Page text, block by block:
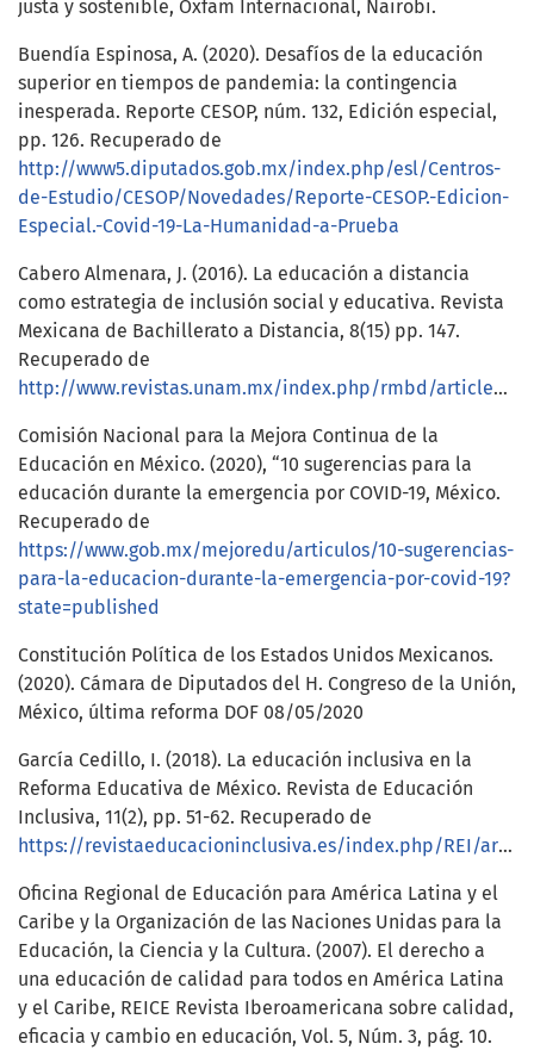
justa y sostenible, Oxfam Internacional, Nairobi.
Buendía Espinosa, A. (2020). Desafíos de la educación
superior en tiempos de pandemia: la contingencia
inesperada. Reporte CESOP, núm. 132, Edición especial,
pp. 126. Recuperado de
http://www5.diputados.gob.mx/index.php/esl/Centros-
de-Estudio/CESOP/Novedades/Reporte-CESOP.-Edicion-
Especial.-Covid-19-La-Humanidad-a-Prueba
Cabero Almenara, J. (2016). La educación a distancia
como estrategia de inclusión social y educativa. Revista
Mexicana de Bachillerato a Distancia, 8(15) pp. 147.
Recuperado de
http://www.revistas.unam.mx/index.php/rmbd/article/view/57384
Comisión Nacional para la Mejora Continua de la
Educación en México. (2020), “10 sugerencias para la
educación durante la emergencia por COVID-19, México.
Recuperado de
https://www.gob.mx/mejoredu/articulos/10-sugerencias-
para-la-educacion-durante-la-emergencia-por-covid-19?
state=published
Constitución Política de los Estados Unidos Mexicanos.
(2020). Cámara de Diputados del H. Congreso de la Unión,
México, última reforma DOF 08/05/2020
García Cedillo, I. (2018). La educación inclusiva en la
Reforma Educativa de México. Revista de Educación
Inclusiva, 11(2), pp. 51-62. Recuperado de
https://revistaeducacioninclusiva.es/index.php/REI/article/view/373
Oficina Regional de Educación para América Latina y el
Caribe y la Organización de las Naciones Unidas para la
Educación, la Ciencia y la Cultura. (2007). El derecho a
una educación de calidad para todos en América Latina
y el Caribe, REICE Revista Iberoamericana sobre calidad,
eficacia y cambio en educación, Vol. 5, Núm. 3, pág. 10.